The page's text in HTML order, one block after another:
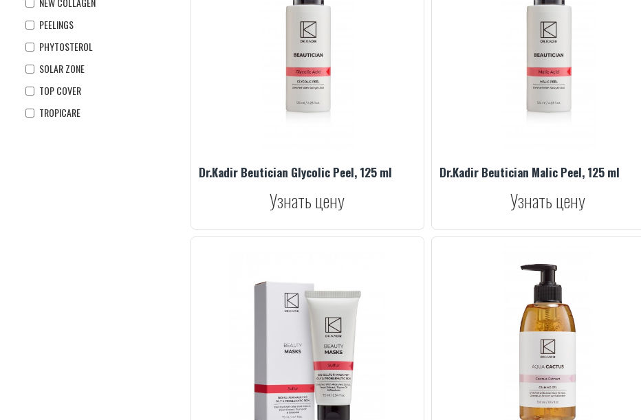
PEELINGS
PHYTOSTEROL
SOLAR ZONE
TOP COVER
TROPICARE
Dr.Kadir Beutician Glycolic Peel, 125 ml
Узнать цену
Dr.Kadir Beutician Malic Peel, 125 ml
Узнать цену